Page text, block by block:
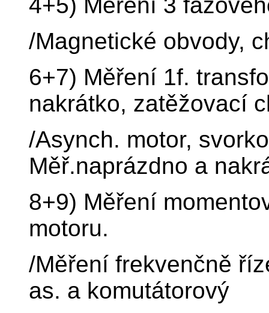
4+5) Měření 3
/Magnetické obvody,
6+7) Měření 1f.
nakrátko, zatěžovací
/Asynch. motor,
Měř.naprázdno a
8+9) Měření
motoru.
/Měření frekvenčně
as. a komutátorový